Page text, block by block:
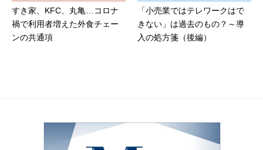
すき家、KFC、丸亀…コロナ
禍で利用者増えた外食チェー
ンの共通項
「小売業ではテレワークはで
きない」は過去のもの？～導
入の処方箋（後編）